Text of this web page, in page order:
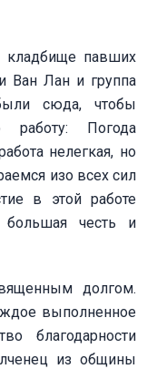
кладбище павших
Ван Лан и группа
сюда, чтобы
работу: Погода
нелегкая, но
изо всех сил
в этой работе
честь и
долгом.
выполненное
благодарности
из общины